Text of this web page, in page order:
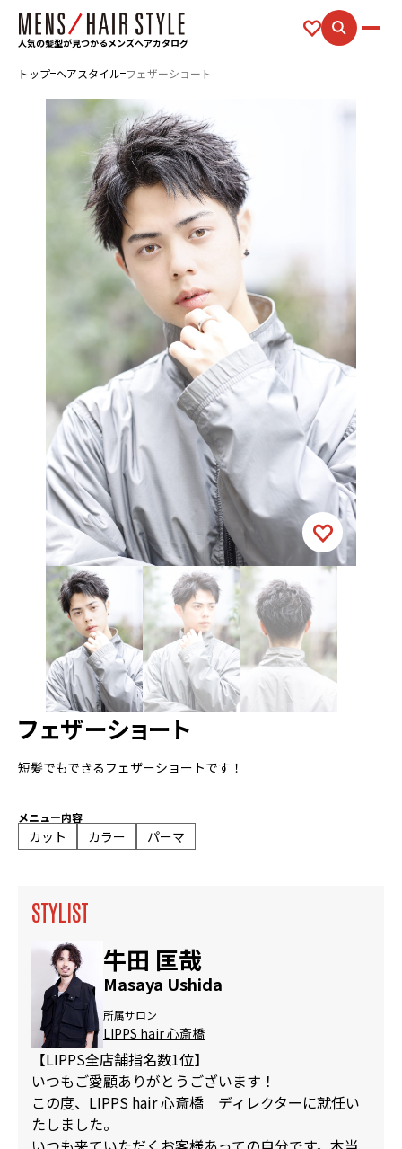
人気の髪型が見つかるメンズヘアカタログ
トップ ヘアスタイル フェザーショート
フェザーショート
短髪でもできるフェザーショートです！
メニュー内容
カット カラー パーマ
STYLIST
牛田 匡哉
Masaya Ushida
所属サロン
LIPPS hair 心斎橋
【LIPPS全店舗指名数1位】
いつもご愛顧ありがとうございます！
この度、LIPPS hair 心斎橋 ディレクターに就任い
たしました。